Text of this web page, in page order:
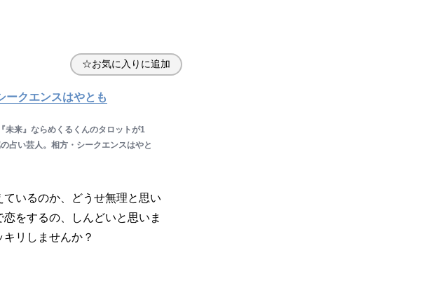
☆お気に入りに追加
ークエンスはやとも
未来』ならめくるくんのタロットが1
占い芸人。相方・シークエンスはやと
いるのか、どうせ無理と思い
をするの、しんどいと思いま
リしませんか？